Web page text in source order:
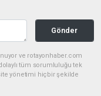
Gönder
ve rotayonhaber.com
tüm sorumluluğu tek
yönetimi hiçbir şekilde